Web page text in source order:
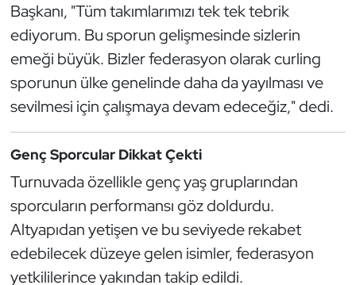
Başkanı, "Tüm takımlarımızı tek tek tebrik
ediyorum. Bu sporun gelişmesinde sizlerin
emeği büyük. Bizler federasyon olarak curling
sporunun ülke genelinde daha da yayılması ve
sevilmesi için çalışmaya devam edeceğiz," dedi.
Genç Sporcular Dikkat Çekti
Turnuvada özellikle genç yaş gruplarından
sporcuların performansı göz doldurdu.
Altyapıdan yetişen ve bu seviyede rekabet
edebilecek düzeye gelen isimler, federasyon
yetkililerince yakından takip edildi.
Satranç
Su Topu
Sualtı Sporları
Tekvando
Tenis
Triatlon
Voleybol